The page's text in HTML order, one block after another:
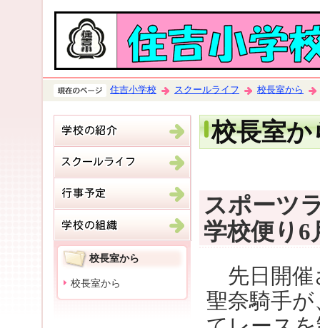
住吉小学校 スクールライフ 校長室から
校長室から
校長室から
校長室か
スポーツ
学校便り6
先日開催
聖奈騎手